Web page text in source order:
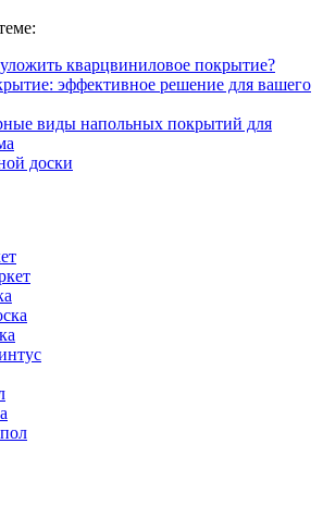
кварцвиниловое покрытие?
эффективное решение для вашего
виды напольных покрытий для
доски